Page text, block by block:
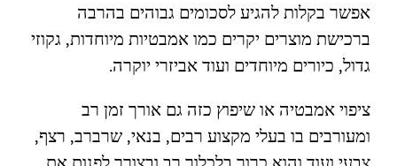
אפשר בקלות להגיע לסכומים גבוהים בהרבה
ברכישת מוצרים יקרים כמו אמבטיות מיוחדות, גקוזי
גדול, כיורים מיוחדים ועוד אביזרי יוקרה.
ציפוי אמבטיה או שיפוץ כזה גם אורך זמן רב
ומעורבים בו בעלי מקצוע רבים, בנאי, שרברב, רצף,